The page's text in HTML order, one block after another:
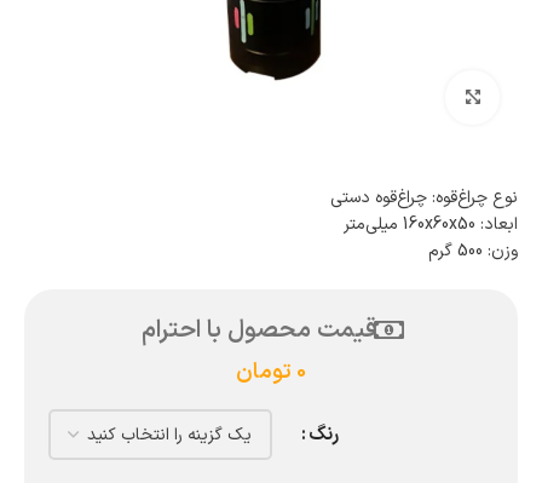
نوع چراغ‌قوه: چراغ‌قوه دستی
ابعاد: 160x60x50 میلی‌متر
وزن: 500 گرم
قیمت محصول با احترام
0 تومان
رنگ